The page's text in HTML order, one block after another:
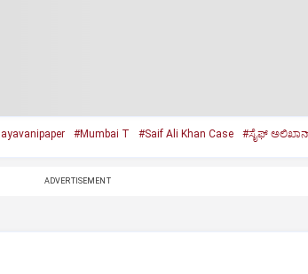
#Mumbai T #Saif Ali Khan Case #ಸೈಫ್‌
ADVERTISEMENT